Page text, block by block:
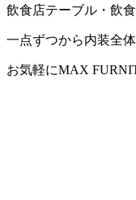
飲食店テーブル・飲
一点ずつから内装全
お気軽にMAX